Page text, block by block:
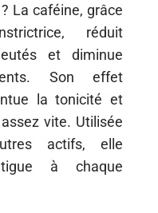
La caféine, grâce
réduit
et diminue
Son effet
la tonicité et
vite. Utilisée
actifs, elle
à chaque